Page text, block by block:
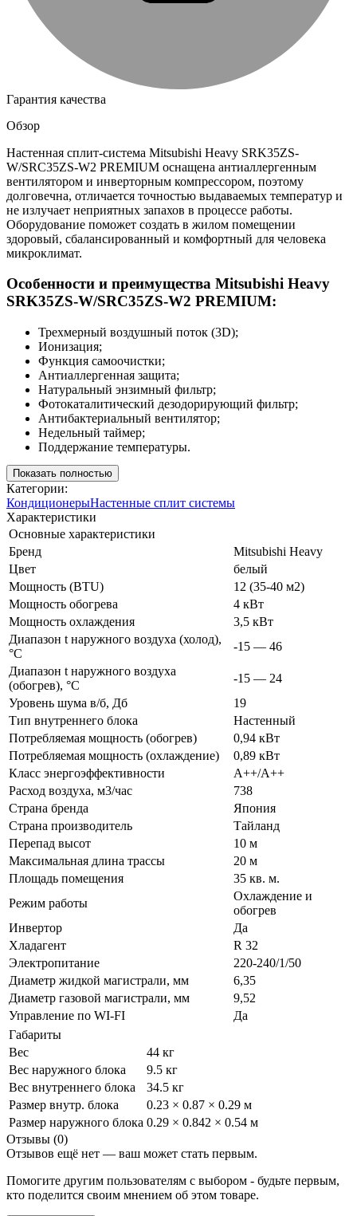
Гарантия качества
Обзор
Настенная сплит-система Mitsubishi Heavy SRK35ZS-
W/SRC35ZS-W2 PREMIUM оснащена антиаллергенным
вентилятором и инверторным компрессором, поэтому
долговечна, отличается точностью выдаваемых температур и
не излучает неприятных запахов в процессе работы.
Оборудование поможет создать в жилом помещении
здоровый, сбалансированный и комфортный для человека
микроклимат.
Особенности и преимущества Mitsubishi Heavy
SRK35ZS-W/SRC35ZS-W2 PREMIUM:
Трехмерный воздушный поток (3D);
Ионизация;
Функция самоочистки;
Антиаллергенная защита;
Натуральный энзимный фильтр;
Фотокаталитический дезодорирующий фильтр;
Антибактериальный вентилятор;
Недельный таймер;
Поддержание температуры.
Показать полностью
Категории:
КондиционерыНастенные сплит системы
Характеристики
Основные характеристики
Бренд
Mitsubishi Heavy
Цвет
белый
Мощность (BTU)
12 (35-40 м2)
Мощность обогрева
4 кВт
Мощность охлаждения
3,5 кВт
Диапазон t наружного воздуха (холод),
°C
-15 — 46
Диапазон t наружного воздуха
(обогрев), °C
-15 — 24
Уровень шума в/б, Дб
19
Тип внутреннего блока
Настенный
Потребляемая мощность (обогрев)
0,94 кВт
Потребляемая мощность (охлаждение)
0,89 кВт
Класс энергоэффективности
A++/А++
Расход воздуха, м3/час
738
Страна бренда
Япония
Страна производитель
Тайланд
Перепад высот
10 м
Максимальная длина трассы
20 м
Площадь помещения
35 кв. м.
Режим работы
Охлаждение и
обогрев
Инвертор
Да
Хладагент
R 32
Электропитание
220-240/1/50
Диаметр жидкой магистрали, мм
6,35
Диаметр газовой магистрали, мм
9,52
Управление по WI-FI
Да
Габариты
Вес
44 кг
Вес наружного блока
9.5 кг
Вес внутреннего блока
34.5 кг
Размер внутр. блока
0.23 × 0.87 × 0.29 м
Размер наружного блока 0.29 × 0.842 × 0.54 м
Отзывы (0)
Отзывов ещё нет — ваш может стать первым.
Помогите другим пользователям с выбором - будьте первым,
кто поделится своим мнением об этом товаре.